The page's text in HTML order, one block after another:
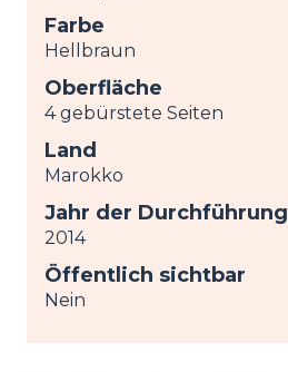
Farbe
Hellbraun
Oberfläche
4 gebürstete Seiten
Land
Marokko
Jahr der Durchführung
2014
Öffentlich sichtbar
Nein